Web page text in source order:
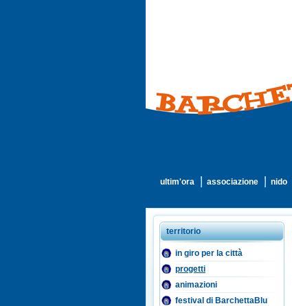
ultim'ora associazione nido
territorio
in giro per la città
progetti
animazioni
festival di BarchettaBlu